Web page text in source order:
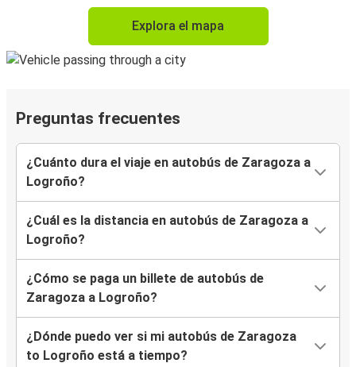
Explora el mapa
Preguntas frecuentes
¿Cuánto dura el viaje en autobús de Zaragoza a
Logroño?
¿Cuál es la distancia en autobús de Zaragoza a
Logroño?
¿Cómo se paga un billete de autobús de
Zaragoza a Logroño?
¿Dónde puedo ver si mi autobús de Zaragoza
to Logroño está a tiempo?